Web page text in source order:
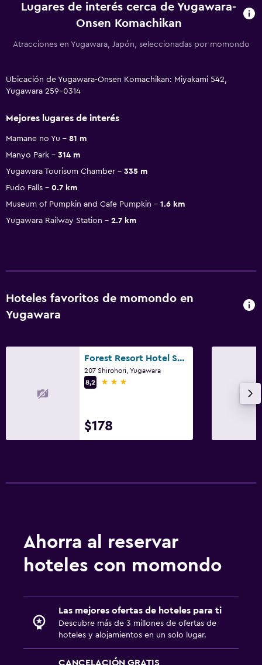
Lugares de interés cerca de Yugawara-
Onsen Komachikan
Atracciones en Yugawara, Japón, seleccionadas por momondo
Ubicación de Yugawara-Onsen Komachikan: Miyakami 542,
Yugawara 259-0314
Mejores lugares de interés
Mamane no Yu
81 m
Manyo Park
314 m
Yugawara Tourisum Chamber
335 m
Fudo Falls
0.7 km
Museum of Pumpkin and Cafe Pumpkin
1.6 km
Yugawara Railway Station
2.7 km
Hoteles favoritos de momondo en
Yugawara
Forest Resort Hotel Shiroyama
207 Shirohori, Yugawara
8,2
3 estrellas
$178
Ahorra al reservar
hoteles con momondo
Las mejores ofertas de hoteles para ti
Descubre más de 3 millones de ofertas de
hoteles y alojamientos en un solo lugar.
CANCELACIÓN GRATIS